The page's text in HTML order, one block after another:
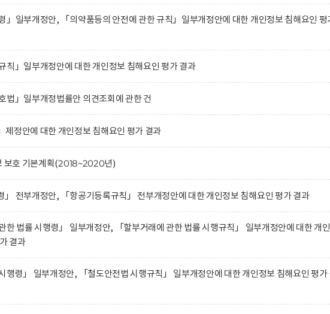
령」일부개정안, 「의약품등의 안전에 관한 규칙」일부개정안에 대한 개인정보 침해요인 평
칙」일부개정안에 대한 개인정보 침해요인 평가 결과
법」일부개정법률안 의견조회에 관한 건
제정안에 대한 개인정보 침해요인 평가 결과
보호 기본계획(2018~2020년)
」 전부개정안, 「항공기등록규칙」 전부개정안에 대한 개인정보 침해요인 평가 결과
한 법률 시행령」 일부개정안, 「할부거래에 관한 법률 시행규칙」 일부개정안에 대한 개
결과
행령」 일부개정안, 「철도안전법 시행규칙」 일부개정안에 대한 개인정보 침해요인 평가